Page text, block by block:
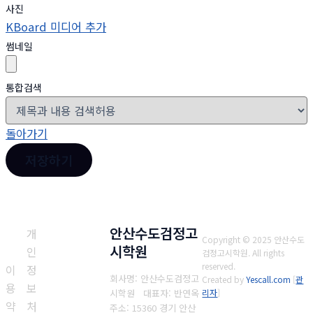
사진
KBoard 미디어 추가
썸네일
통합검색
돌아가기
이
용
약
개
인
정
보
처
안산수도검정고
시학원
회사명: 안산수도검정고
시학원 대표자: 반연옥
주소: 15360 경기 안산
Copyright © 2025 안산수도
검정고시학원. All rights
reserved.
Created byYescall.com [관
리자]